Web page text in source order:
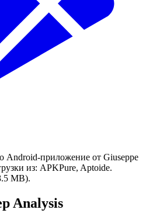
приложение от Giuseppe
из: APKPure, Aptoide.
MB).
Analysis